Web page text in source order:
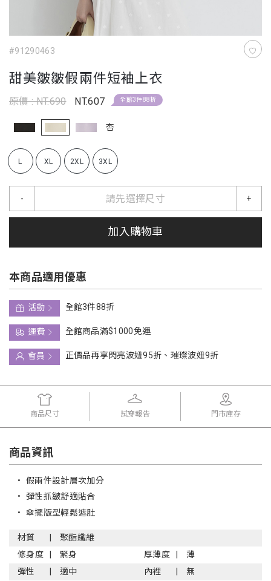
#91290463
甜美皺皺假兩件短袖上衣
原價 : NT.690 NT.607 全館3件88折
杏
L XL 2XL 3XL
請先選擇尺寸
- +
加入購物車
本商品適用優惠
活動
全館3件88折
運費
全館商品滿$1000免運
會員
正價品再享閃亮波妞95折、璀璨波妞9折
商品尺寸 試穿報告 門市庫存
商品資訊
• 假兩件設計層次加分
• 彈性抓皺舒適貼合
• 傘擺版型輕鬆遮肚
材質
聚酯纖維
修身度
緊身 厚薄度
薄
彈性
適中 內裡
無